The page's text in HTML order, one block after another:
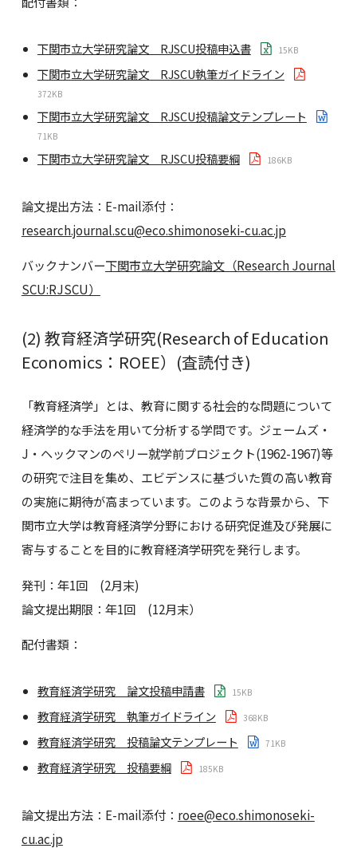
下関市立大学研究論文 RJSCU投稿申込書 15KB
下関市立大学研究論文 RJSCU執筆ガイドライン
372KB
下関市立大学研究論文 RJSCU投稿論文テンプレート
71KB
下関市立大学研究論文 RJSCU投稿要綱 186KB
論文提出方法：E-mail添付：
research.journal.scu@eco.shimonoseki-cu.ac.jp
バックナンバー下関市立大学研究論文（Research Journal
SCU:RJSCU）
(2) 教育経済学研究(Research of Education
Economics：ROEE）(査読付き)
「教育経済学」とは、教育に関する社会的な問題について
経済学的な手法を用いて分析する学問です。ジェームズ・
J・ヘックマンのペリー就学前プロジェクト(1962-1967)等
の研究で注目を集め、エビデンスに基づいた質の高い教育
の実施に期待が高まっています。このような背景から、下
関市立大学は教育経済学分野における研究促進及び発展に
寄与することを目的に教育経済学研究を発行します。
発刊：年1回 (2月末)
論文提出期限：年1回 (12月末）
配付書類：
教育経済学研究 論文投稿申請書 15KB
教育経済学研究 執筆ガイドライン 368KB
教育経済学研究 投稿論文テンプレート 71KB
教育経済学研究 投稿要綱 185KB
論文提出方法：E-mail添付： roee@eco.shimonoseki-
cu.ac.jp